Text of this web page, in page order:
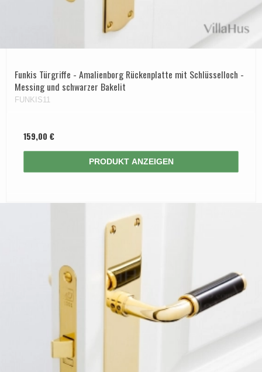
Funkis Türgriffe - Amalienborg Rückenplatte mit Schlüsselloch -
Messing und schwarzer Bakelit
FUNKIS11
159,00 €
PRODUKT ANZEIGEN